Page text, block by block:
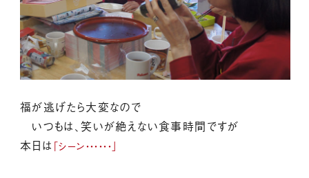
福が逃げたら大変なので
いつもは、笑いが絶えない食事時間ですが
本日は 「シーン・・・・・・」